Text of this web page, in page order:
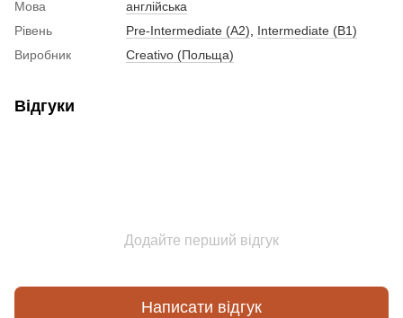
Мова
англійська
Рівень
Pre-Intermediate (A2)
Intermediate (B1)
Виробник
Creativo (Польща)
Відгуки
Додайте перший відгук
Написати відгук